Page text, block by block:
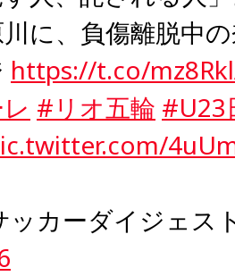
川に、負傷離脱中
https://t.co/
#リオ五輪 #U23
カーダイジェス